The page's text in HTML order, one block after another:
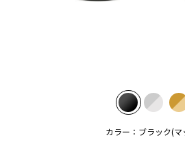
カラー：ブラック(マ